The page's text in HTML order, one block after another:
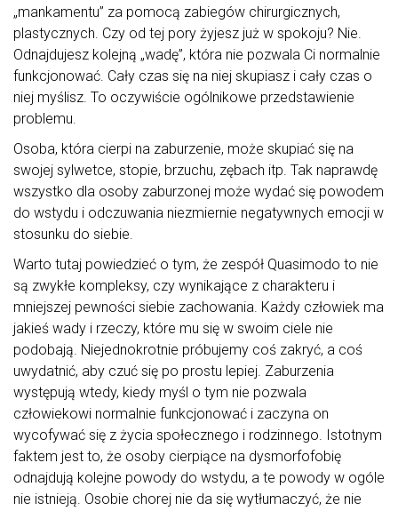
„mankamentu” za pomocą zabiegów chirurgicznych,
plastycznych. Czy od tej pory żyjesz już w spokoju? Nie.
Odnajdujesz kolejną „wadę”, która nie pozwala Ci normalnie
funkcjonować. Cały czas się na niej skupiasz i cały czas o
niej myślisz. To oczywiście ogólnikowe przedstawienie
problemu.
Osoba, która cierpi na zaburzenie, może skupiać się na
swojej sylwetce, stopie, brzuchu, zębach itp. Tak naprawdę
wszystko dla osoby zaburzonej może wydać się powodem
do wstydu i odczuwania niezmiernie negatywnych emocji w
stosunku do siebie.
Warto tutaj powiedzieć o tym, że zespół Quasimodo to nie
są zwykłe kompleksy, czy wynikające z charakteru i
mniejszej pewności siebie zachowania. Każdy człowiek ma
jakieś wady i rzeczy, które mu się w swoim ciele nie
podobają. Niejednokrotnie próbujemy coś zakryć, a coś
uwydatnić, aby czuć się po prostu lepiej. Zaburzenia
występują wtedy, kiedy myśl o tym nie pozwala
człowiekowi normalnie funkcjonować i zaczyna on
wycofywać się z życia społecznego i rodzinnego. Istotnym
faktem jest to, że osoby cierpiące na dysmorfofobię
odnajdują kolejne powody do wstydu, a te powody w ogóle
nie istnieją. Osobie chorej nie da się wytłumaczyć, że nie